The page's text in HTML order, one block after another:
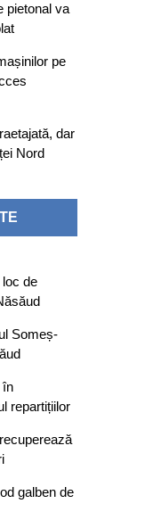
pietonal va
pe
dar
Nord
de
Someș-
în
repartițiilor
galben de